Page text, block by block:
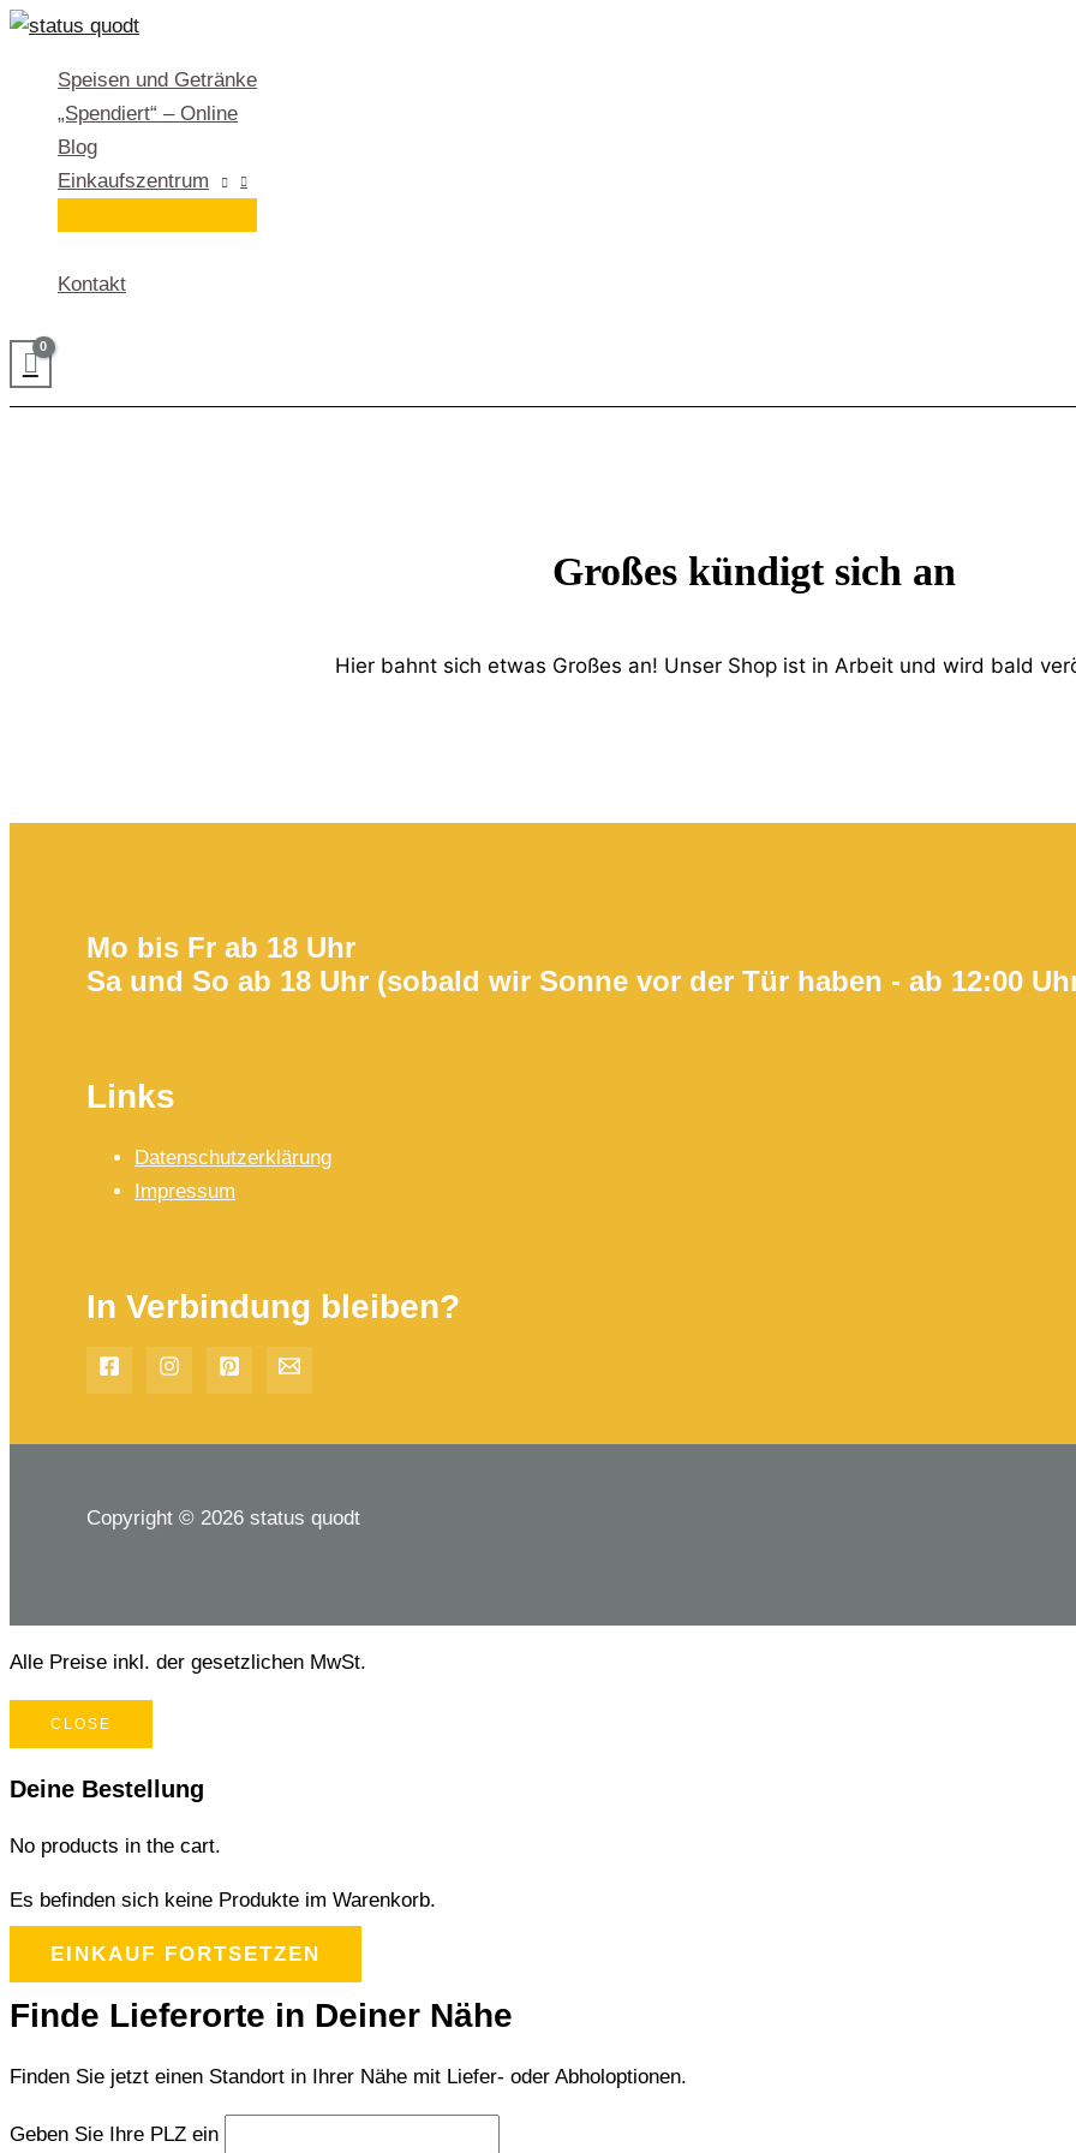
Zum
springenSpeisen und Getränke
„Spendiert“ – Online
Blog
Einkaufszentrum
Kontakt
Großes kündigt sich an
Hier bahnt sich etwas Großes an! Unser Shop ist in Arbeit und wird bald
Mo bis Fr ab 18 Uhr
Sa und So ab 18 Uhr (sobald wir Sonne vor der Tür haben - ab 12:00
Links
Datenschutzerklärung
Impressum
In Verbindung bleiben?
Copyright © 2026 status quodt
Alle Preise inkl. der gesetzlichen MwSt.
CLOSE
Deine Bestellung
No products in the cart.
Es befinden sich keine Produkte im Warenkorb.
EINKAUF FORTSETZEN
Finde Lieferorte in Deiner Nähe
Finden Sie jetzt einen Standort in Ihrer Nähe mit Liefer- oder Abholoptionen.
Geben Sie Ihre PLZ ein